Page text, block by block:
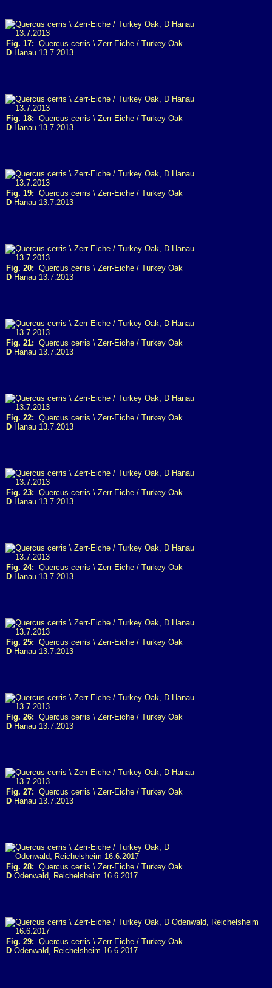
Fig. 17: Quercus cerris \ Zerr-Eiche / Turkey Oak
D Hanau 13.7.2013
Fig. 18: Quercus cerris \ Zerr-Eiche / Turkey Oak
D Hanau 13.7.2013
Fig. 19: Quercus cerris \ Zerr-Eiche / Turkey Oak
D Hanau 13.7.2013
Fig. 20: Quercus cerris \ Zerr-Eiche / Turkey Oak
D Hanau 13.7.2013
Fig. 21: Quercus cerris \ Zerr-Eiche / Turkey Oak
D Hanau 13.7.2013
Fig. 22: Quercus cerris \ Zerr-Eiche / Turkey Oak
D Hanau 13.7.2013
Fig. 23: Quercus cerris \ Zerr-Eiche / Turkey Oak
D Hanau 13.7.2013
Fig. 24: Quercus cerris \ Zerr-Eiche / Turkey Oak
D Hanau 13.7.2013
Fig. 25: Quercus cerris \ Zerr-Eiche / Turkey Oak
D Hanau 13.7.2013
Fig. 26: Quercus cerris \ Zerr-Eiche / Turkey Oak
D Hanau 13.7.2013
Fig. 27: Quercus cerris \ Zerr-Eiche / Turkey Oak
D Hanau 13.7.2013
Fig. 28: Quercus cerris \ Zerr-Eiche / Turkey Oak
D Odenwald, Reichelsheim 16.6.2017
Fig. 29: Quercus cerris \ Zerr-Eiche / Turkey Oak
D Odenwald, Reichelsheim 16.6.2017